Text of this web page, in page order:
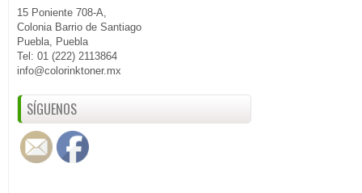
15 Poniente 708-A,
Colonia Barrio de Santiago
Puebla, Puebla
Tel: 01 (222) 2113864
info@colorinktoner.mx
SÍGUENOS